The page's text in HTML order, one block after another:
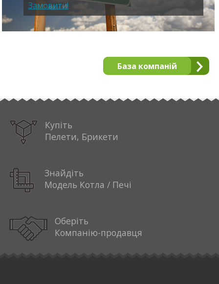
Замовити!
База компаній
Купіть
Пелети, Брикети
Знайдіть
Модель Котла / Печі
Оберіть
Компанію-продавця